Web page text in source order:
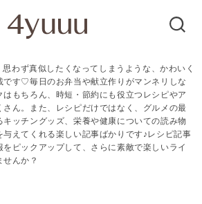
わず真似したくなってしまうような、かわいく
です♡毎日のお弁当や献立作りがマンネリしな
もちろん、時短・節約にも役立つレシピやア
ん。また、レシピだけではなく、グルメの最
ッチングッズ、栄養や健康についての読み物
えてくれる楽しい記事ばかりです♪レシピ記事
ピックアップして、さらに素敵で楽しいライ
んか？